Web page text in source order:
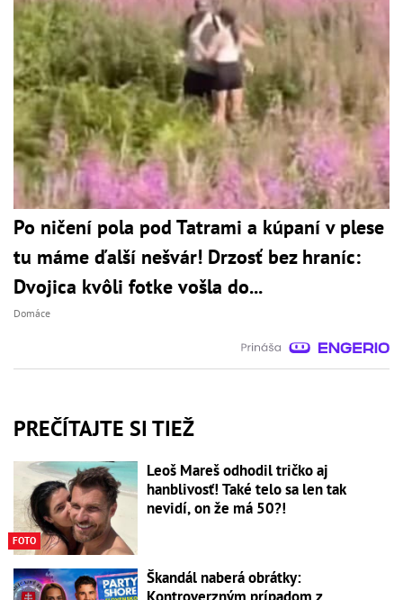
Po ničení pola pod Tatrami a kúpaní v plese
tu máme ďalší nešvár! Drzosť bez hraníc:
Dvojica kvôli fotke vošla do...
Domáce
PREČÍTAJTE SI TIEŽ
FOTO
Leoš Mareš odhodil tričko aj
hanblivosť! Také telo sa len tak
nevidí, on že má 50?!
Škandál naberá obrátky: